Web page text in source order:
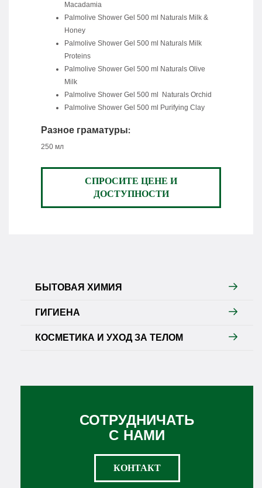
Macadamia
Palmolive Shower Gel 500 ml Naturals Milk &
Honey
Palmolive Shower Gel 500 ml Naturals Milk
Proteins
Palmolive Shower Gel 500 ml Naturals Olive
Milk
Palmolive Shower Gel 500 ml Naturals Orchid
Palmolive Shower Gel 500 ml Purifying Clay
Разное граматуры:
250 мл
СПРОСИТЕ ЦЕНЕ И
ДОСТУПНОСТИ
БЫТОВАЯ ХИМИЯ
ГИГИЕНА
КОСМЕТИКА И УХОД ЗА ТЕЛОМ
СОТРУДНИЧАТЬ
С НАМИ
КОНТАКТ